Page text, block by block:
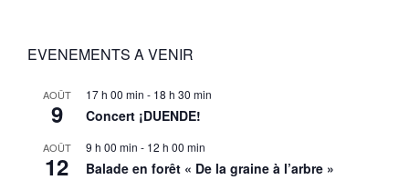
EVENEMENTS A VENIR
AOÛT
9
17 h 00 min - 18 h 30 min
Concert ¡DUENDE!
AOÛT
12
9 h 00 min - 12 h 00 min
Balade en forêt « De la graine à l’arbre »